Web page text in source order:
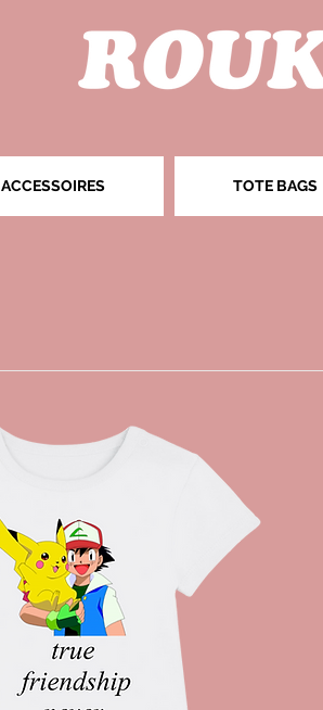
ACCESSOIRES TOTE BAGS